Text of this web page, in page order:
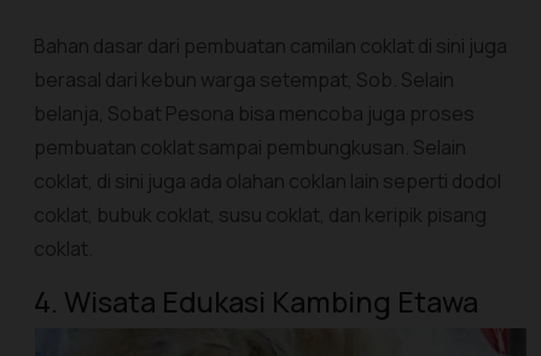
Bahan dasar dari pembuatan camilan coklat di sini juga
berasal dari kebun warga setempat, Sob. Selain
belanja, Sobat Pesona bisa mencoba juga proses
pembuatan coklat sampai pembungkusan. Selain
coklat, di sini juga ada olahan coklan lain seperti dodol
coklat, bubuk coklat, susu coklat, dan keripik pisang
coklat.
4. Wisata Edukasi Kambing Etawa